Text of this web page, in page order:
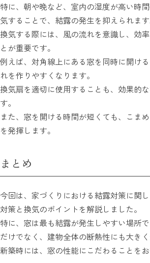
特に、朝や晩など、室内の湿度が高い時
気することで、結露の発生を抑えられます
換気する際には、風の流れを意識し、効
とが重要です。
例えば、対角線上にある窓を同時に開け
れを作りやすくなります。
換気扇を適切に使用することも、効果的
す。
また、窓を開ける時間が短くても、こま
を発揮します。
まとめ
今回は、家づくりにおける結露対策に関
対策と換気のポイントを解説しました。
特に、窓は最も結露が発生しやすい場所
だけでなく、建物全体の断熱性にも大きく
新築時には、窓の性能にこだわることをお